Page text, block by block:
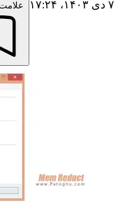
علامت گذاری